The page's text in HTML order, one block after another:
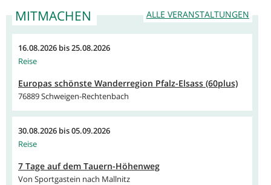
ALLE VERANSTALTUNGEN
MITMACHEN
16.08.2026 bis25.08.2026
Reise
Europas schönste Wanderregion Pfalz-Elsass (60plus)
76889 Schweigen-Rechtenbach
30.08.2026 bis05.09.2026
Reise
7 Tage auf dem Tauern-Höhenweg
Von Sportgastein nach Mallnitz